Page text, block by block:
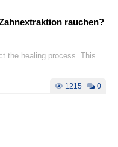
rauchen?
the healing process. This
1215 0